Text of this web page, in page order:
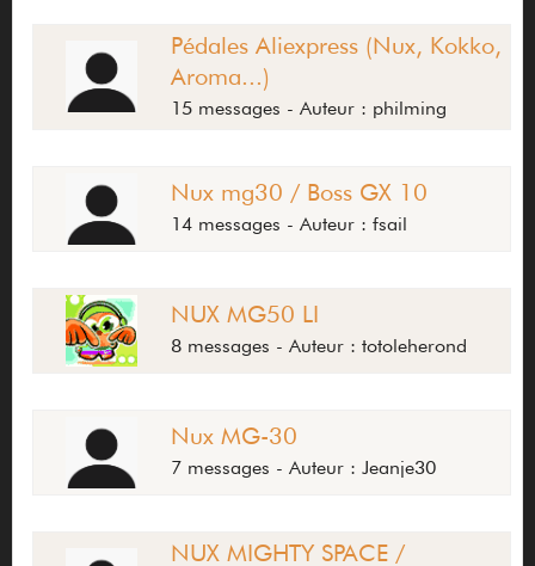
Pédales Aliexpress (Nux, Kokko,
Aroma...)
15 messages - Auteur : philming
Nux mg30 / Boss GX 10
14 messages - Auteur : fsail
NUX MG50 LI
8 messages - Auteur : totoleherond
Nux MG-30
7 messages - Auteur : Jeanje30
NUX MIGHTY SPACE /